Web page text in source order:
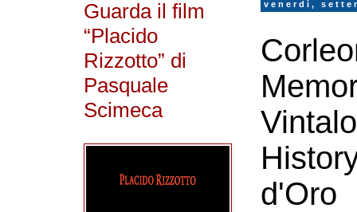
venerdì,
d'Oro
Guarda il film
“Placido
Rizzotto” di
Pasquale
Scimeca